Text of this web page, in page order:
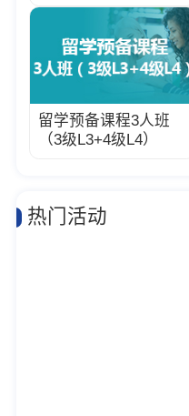
留学预备课程3人班
（3级L3+4级L4）
热门活动